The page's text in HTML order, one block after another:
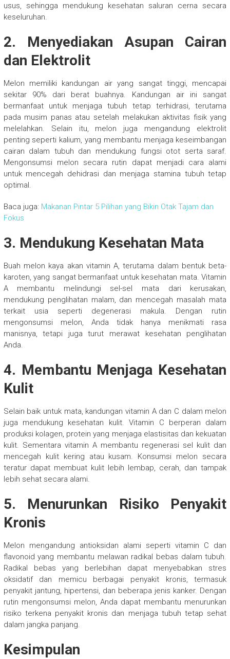
usus, sehingga mendukung kesehatan saluran cerna secara
keseluruhan.
2. Menyediakan Asupan Cairan
dan Elektrolit
Melon memiliki kandungan air yang sangat tinggi, mencapai
sekitar 90% dari berat buahnya. Kandungan air ini sangat
bermanfaat untuk menjaga tubuh tetap terhidrasi, terutama
pada musim panas atau setelah melakukan aktivitas fisik yang
melelahkan. Selain itu, melon juga mengandung elektrolit
penting seperti kalium, yang membantu menjaga keseimbangan
cairan dalam tubuh dan mendukung fungsi otot serta saraf.
Mengonsumsi melon secara rutin dapat menjadi cara alami
untuk mencegah dehidrasi dan menjaga stamina tubuh tetap
optimal.
Baca juga: Makanan Pintar 5 Pilihan yang Bikin Otak Tajam dan
Fokus
3. Mendukung Kesehatan Mata
Buah melon kaya akan vitamin A, terutama dalam bentuk beta-
karoten, yang sangat bermanfaat untuk kesehatan mata. Vitamin
A membantu melindungi sel-sel mata dari kerusakan,
mendukung penglihatan malam, dan mencegah masalah mata
terkait usia seperti degenerasi makula. Dengan rutin
mengonsumsi melon, Anda tidak hanya menikmati rasa
manisnya, tetapi juga turut merawat kesehatan penglihatan
Anda.
4. Membantu Menjaga Kesehatan
Kulit
Selain baik untuk mata, kandungan vitamin A dan C dalam melon
juga mendukung kesehatan kulit. Vitamin C berperan dalam
produksi kolagen, protein yang menjaga elastisitas dan kekuatan
kulit. Sementara vitamin A membantu regenerasi sel kulit dan
mencegah kulit kering atau kusam. Konsumsi melon secara
teratur dapat membuat kulit lebih lembap, cerah, dan tampak
lebih sehat secara alami.
5. Menurunkan Risiko Penyakit
Kronis
Melon mengandung antioksidan alami seperti vitamin C dan
flavonoid yang membantu melawan radikal bebas dalam tubuh.
Radikal bebas yang berlebihan dapat menyebabkan stres
oksidatif dan memicu berbagai penyakit kronis, termasuk
penyakit jantung, hipertensi, dan beberapa jenis kanker. Dengan
rutin mengonsumsi melon, Anda dapat membantu menurunkan
risiko terkena penyakit kronis dan menjaga tubuh tetap sehat
dalam jangka panjang.
Kesimpulan